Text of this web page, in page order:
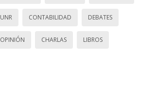
UNR CONTABILIDAD DEBATES
OPINIÓN CHARLAS LIBROS